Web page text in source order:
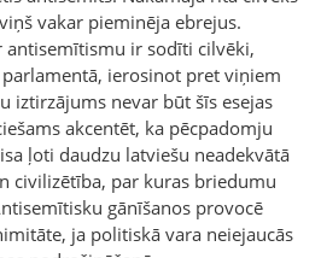
vakar pieminēja ebrejus.
antisemītismu ir sodīti cilvēki,
ierosinot pret viņiem
iztirzājums nevar būt šīs esejas
akcentēt, ka pēcpadomju
ļoti daudzu latviešu neadekvātā
civilizētība, par kuras briedumu
gānīšanos provocē
ja politiskā vara neiejaucās